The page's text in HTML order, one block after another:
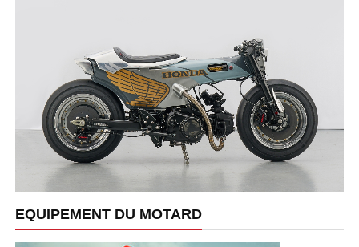
EQUIPEMENT DU MOTARD